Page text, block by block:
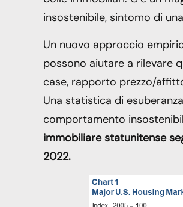
insostenibile, sintomo di
Un nuovo approccio
possono aiutare a rilevare
case, rapporto prezzo/
Una statistica di
comportamento
immobiliare statunitense
2022.